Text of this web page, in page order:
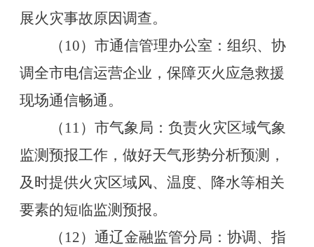
展火灾事故原因调查。
（ 10）市通信管理办公室：组织、协
调全市电信运营企业，保障灭火应急救援
现场通信畅通。
（ 11）市气象局：负责火灾区域气象
监测预报工作，做好天气形势分析预测，
及时提供火灾区域风、温度、降水等相关
要素的短临监测预报。
（ 12）通辽金融监管分局：协调、指